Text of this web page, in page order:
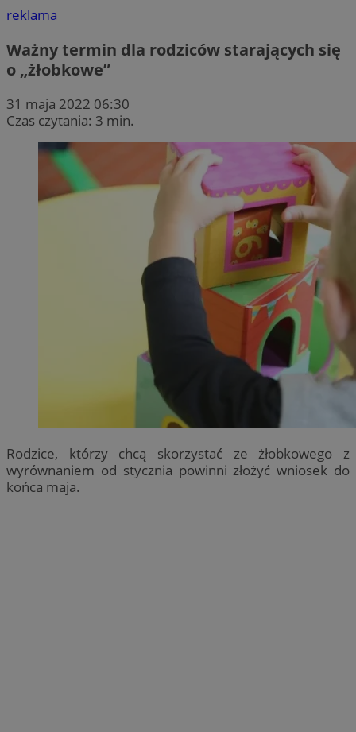
reklama
Ważny termin dla rodziców starających się
o „żłobkowe”
31 maja 2022 06:30
Czas czytania: 3 min.
Rodzice, którzy chcą skorzystać ze żłobkowego z
wyrównaniem od stycznia powinni złożyć wniosek do
końca maja.